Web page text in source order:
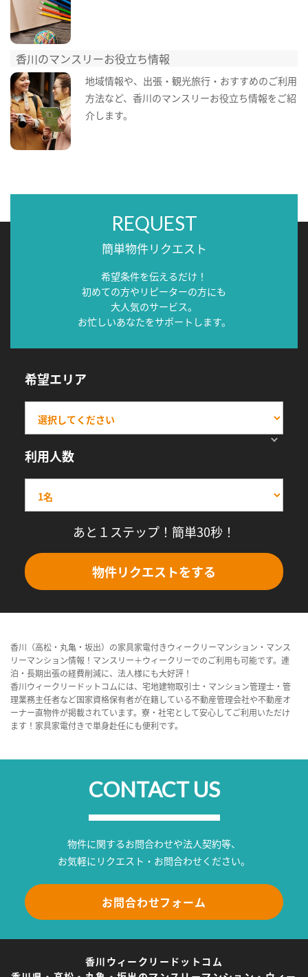
香川のマンスリーお役立ち情報
地域情報や、出張・観光旅行・おすすめのご利用
方法など、香川のマンスリーお役立ち情報をご紹
介します。
REQUEST
簡単物件リクエスト
希望条件を伝えるだけ！
初めての方やリピーターの方にも
大人気のサービス。
お忙しいあなたをサポートします。
希望エリア
利用人数
あと１ステップ！簡単30秒！
物件リクエストをする
香川（高松・丸亀・坂出）の家具家電付きウィークリーマンション・マンス
リーマンション情報！マンスリー＋ウィークリーでのご利用も可能です。連
泊・長期出張の経費削減に、法人様にも大好評！
香川ウィークリードットコムには、宅地建物取引士・マンション管理士・管
理業務主任者など国家資格保有者が在籍している不動産管理会社や不動産オ
ーナー直物件が掲載されています。寮・社宅として安心してご利用いただけ
ます！家具家電付きで単身赴任にも便利です。
CONTACT US
物件に関するお問合わせや法人契約等、
お気軽にリクエスト・お問合わせください。
お問合わせフォーム
香川ウィークリードットコム